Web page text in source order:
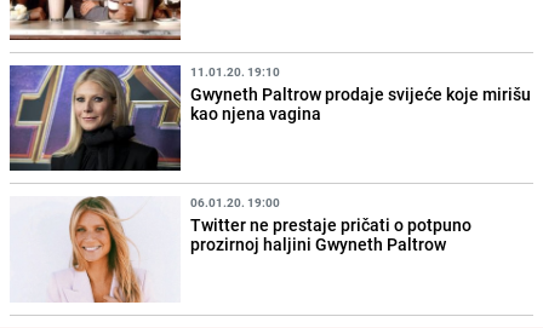
11.01.20. 19:10
Gwyneth Paltrow prodaje svijeće koje mirišu
kao njena vagina
06.01.20. 19:00
Twitter ne prestaje pričati o potpuno
prozirnoj haljini Gwyneth Paltrow